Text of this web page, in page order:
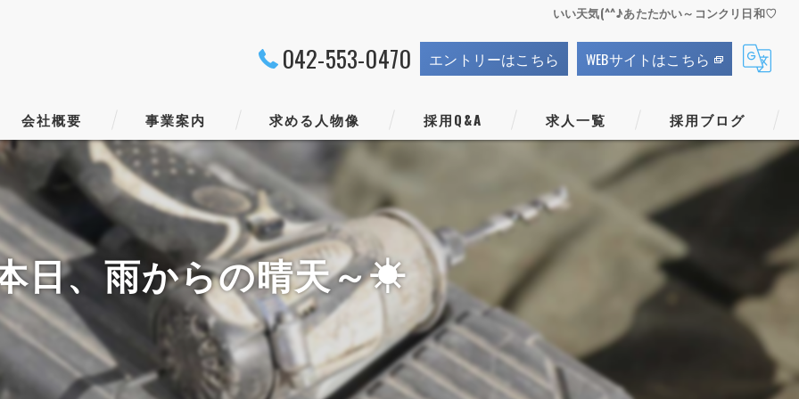
いい天気(^^♪あたたかい～コンクリ日和♡
042-553-0470 エントリーはこちら WEBサイトはこちら
会社概要
代表挨拶
ビジョン
事業案内 求める人物像 採用Q&A 求人一覧 採用ブログ
日、雨からの晴天～☀